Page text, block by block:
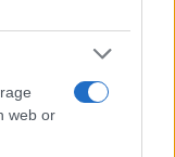
web or
+39